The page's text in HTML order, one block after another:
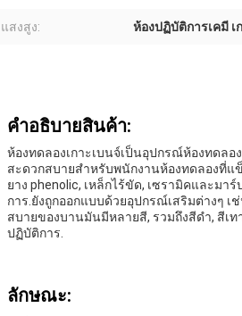
แสงสูง: ห้องปฏิบัติการเคมี เ
คําอธิบายสินค้า:
ห้องทดลองเกาะเบนจ์เป็นอุปกรณ์ห้องทดล
สะดวกสบายสําหรับพนักงานห้องทดลองที่แ
ยาง phenolic, เหล็กไร้ขัด, เซรามิคและม
การ.ยังถูกออกแบบด้วยอุปกรณ์เสริมต่างๆ
สบายของบานมันมีหลายสี, รวมถึงสีดํา, สีเท
ปฏิบัติการ.
ลักษณะ: